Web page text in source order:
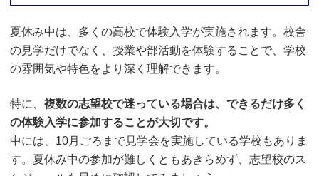
夏休み中は、多くの高校で体験入学が実施されます。校舎
の見学だけでなく、授業や部活動を体験することで、学校
の雰囲気や特色をより深く理解できます。
特に、複数の志望校で迷っている場合は、できるだけ多く
の体験入学に参加することが大切です。
中には、10月ごろまで見学会を実施している学校もありま
す。夏休み中の参加が難しくともあきらめず、志望校のス